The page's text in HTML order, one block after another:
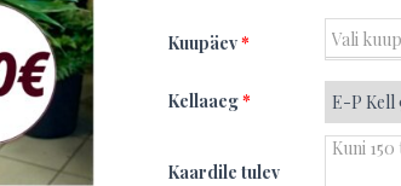
Kuupäev*
Kellaaeg*
Kaardile tulev